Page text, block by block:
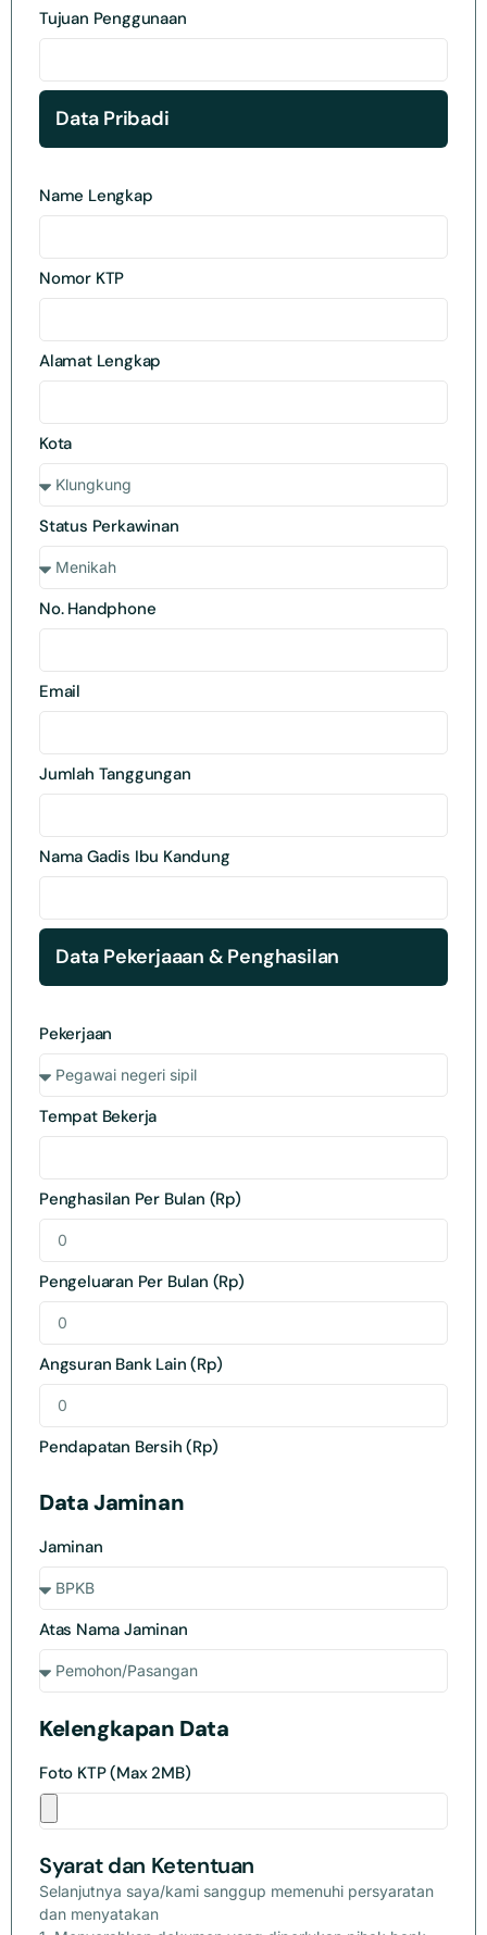
Tujuan Penggunaan
Data Pribadi
Name Lengkap
Nomor KTP
Alamat Lengkap
Kota
Status Perkawinan
No. Handphone
Email
Jumlah Tanggungan
Nama Gadis Ibu Kandung
Data Pekerjaaan & Penghasilan
Pekerjaan
Tempat Bekerja
Penghasilan Per Bulan (Rp)
Pengeluaran Per Bulan (Rp)
Angsuran Bank Lain (Rp)
Pendapatan Bersih (Rp)
Data Jaminan
Jaminan
Atas Nama Jaminan
Kelengkapan Data
Foto KTP (Max 2MB)
Syarat dan Ketentuan
Selanjutnya saya/kami sanggup memenuhi persyaratan
dan menyatakan